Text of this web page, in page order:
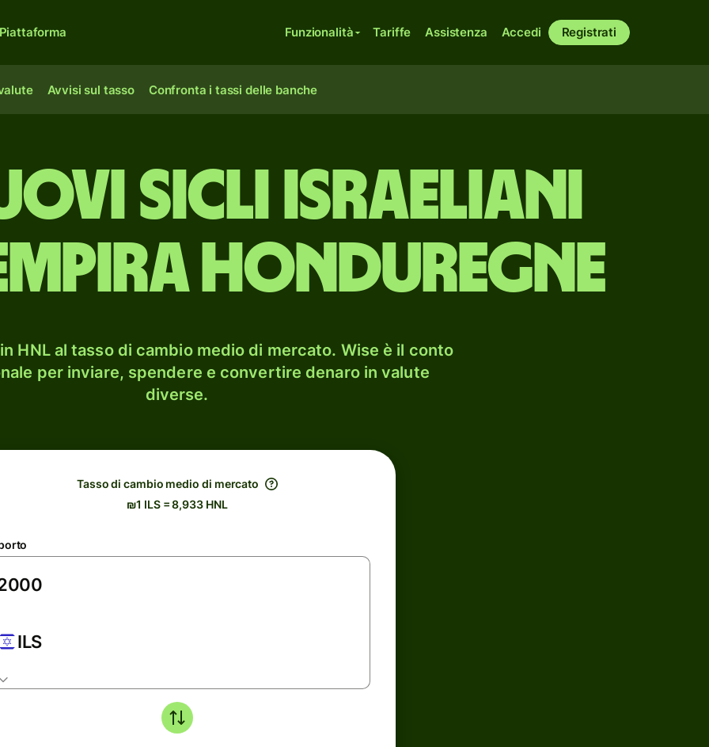
Funzionalità Tariffe Assistenza Accedi Registrati
Avvisi sul tasso Confronta i tassi delle banche
sicli israeliani
honduregne
HNL al tasso di cambio medio di mercato. Wise è il conto
per inviare, spendere e convertire denaro in valute
diverse.
Tasso di cambio medio di mercato
₪1 ILS = 8,933 HNL
ILS